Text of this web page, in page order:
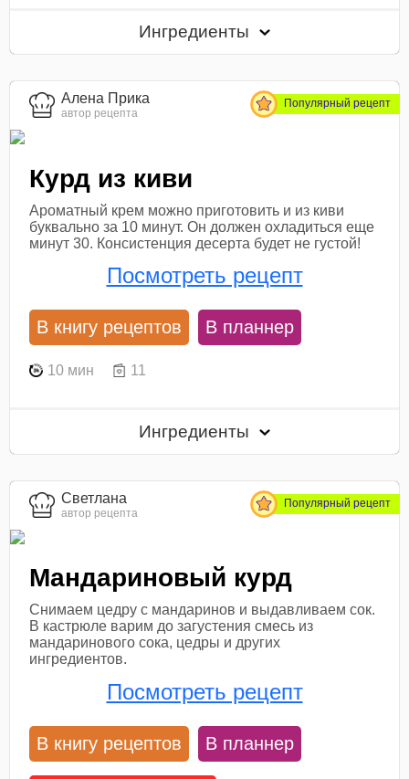
Ингредиенты
Алена Прика
автор рецепта
Популярный рецепт
Курд из киви
Ароматный крем можно приготовить и из киви
буквально за 10 минут. Он должен охладиться еще
минут 30. Консистенция десерта будет не густой!
Посмотреть рецепт
В книгу рецептов В планнер
10 мин 11
Ингредиенты
Светлана
автор рецепта
Популярный рецепт
Мандариновый курд
Снимаем цедру с мандаринов и выдавливаем сок.
В кастрюле варим до загустения смесь из
мандаринового сока, цедры и других
ингредиентов.
Посмотреть рецепт
В книгу рецептов В планнер